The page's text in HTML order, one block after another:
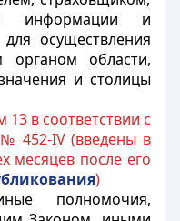
информации и
осуществления
органом области,
и столицы
в соответствии с
452-IV (введены в
месяцев после его
)
полномочия,